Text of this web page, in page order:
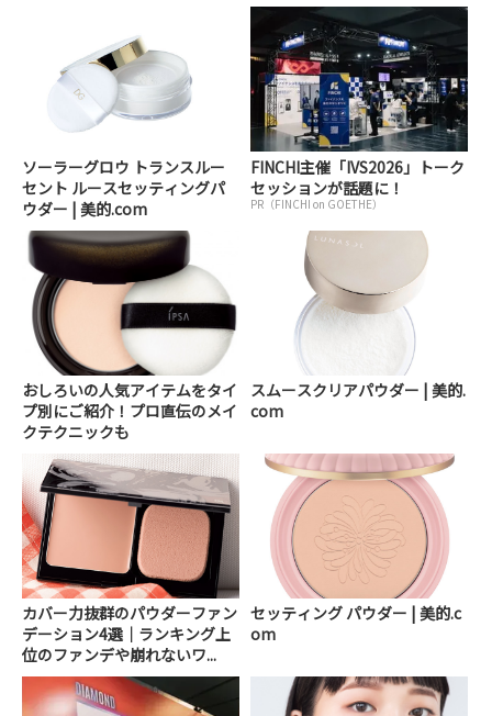
ソーラーグロウ トランスルー
セント ルースセッティングパ
ウダー | 美的.com
FINCHI主催「IVS2026」トーク
セッションが話題に！
PR（FINCHI on GOETHE）
おしろいの人気アイテムをタイ
プ別にご紹介！プロ直伝のメイ
クテクニックも
スムースクリアパウダー | 美的.
com
カバー力抜群のパウダーファン
デーション4選｜ランキング上
位のファンデや崩れないワ...
セッティング パウダー | 美的.c
om